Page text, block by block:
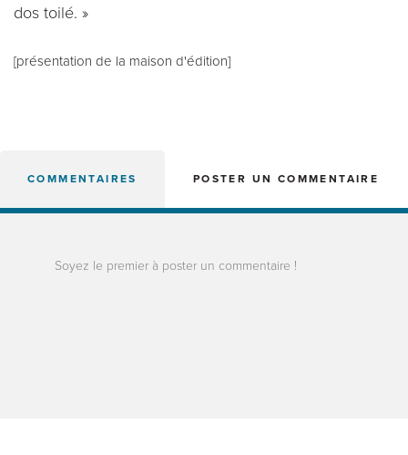
dos toilé. »
[présentation de la maison d'édition]
COMMENTAIRES POSTER UN COMMENTAIRE
Soyez le premier à poster un commentaire !